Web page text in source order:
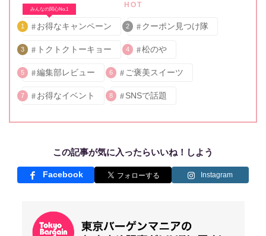
HOT
みんなの関心No.1
1 お得なキャンペーン 2 クーポン見つけ隊
3 トクトクトーキョー 4 松のや
5 編集部レビュー 6 ご褒美スイーツ
7 お得なイベント 8 SNSで話題
この記事が気に入ったらいいね！しよう
Facebook Instagram